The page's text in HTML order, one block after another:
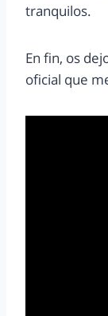
tranquilos.
En fin, os
oficial que